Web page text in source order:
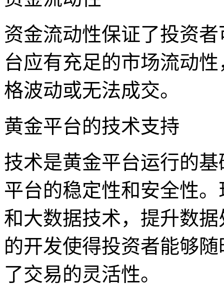
资金流动性保证了投资
台应有充足的市场流动
格波动或无法成交。
黄金平台的技术支持
技术是黄金平台运行的
平台的稳定性和安全性
和大数据技术，提升数
的开发使得投资者能够
了交易的灵活性。